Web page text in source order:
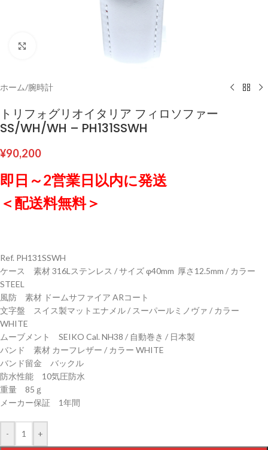
ホーム/腕時計
トリフォグリオイタリア フィロソファー
SS/WH/WH – PH131SSWH
¥90,200
即日～2営業日以内に発送
＜配送料無料＞
Ref. PH131SSWH
ケース 素材 316Lステンレス / サイズ φ40mm 厚さ12.5mm / カラー
STEEL
風防 素材 ドームサファイア ARコート
文字盤 スイス製マットエナメル / スーパールミノヴァ / カラー
WHITE
ムーブメント SEIKO Cal. NH38 / 自動巻き / 日本製
バンド 素材 カーフレザー / カラー WHITE
バンド留金 バックル
防水性能 10気圧防水
重量 85ｇ
メーカー保証 1年間
- +